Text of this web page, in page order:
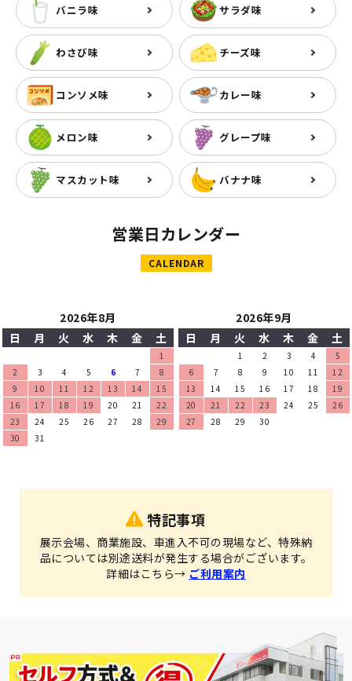
バニラ味 サラダ味
わさび味 チーズ味
コンソメ味 カレー味
メロン味 グレープ味
マスカット味 バナナ味
営業日カレンダー
CALENDAR
2026年8月
日
月 火 水 木 金 土
1
2
3 4 5 6 7
8
9
10 11 12 13 14
15
16
17 18 19 20 21
22
23
24 25 26 27 28
29
30
31
2026年9月
日
月 火 水 木 金 土
1 2 3 4
5
6
7 8 9 10 11
12
13
14 15 16 17 18
19
20
21 22 23 24 25
26
27
28 29 30
特記事項
展示会場、商業施設、車進入不可の現場など、特殊納
品については別途送料が発生する場合がございます。
詳細はこちら→ ご利用案内